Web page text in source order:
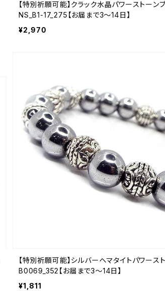
【特別祈願可能】クラック水晶パワーストーンブ
NS_B1-17_275【お届まで3〜14日】
¥2,970
【特別祈願可能】シルバーヘマタイトパワース
B0069_352【お届まで3〜14日】
¥1,811